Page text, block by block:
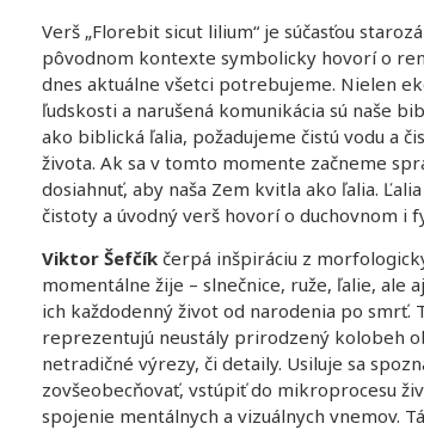
Verš „Florebit sicut lilium“ je súčasťou
pôvodnom kontexte symbolicky hovorí o
dnes aktuálne všetci potrebujeme. Nielen
ľudskosti a narušená komunikácia sú naše
ako biblická ľalia, požadujeme čistú vodu a
života. Ak sa v tomto momente začneme
dosiahnuť, aby naša Zem kvitla ako ľalia.
čistoty a úvodný verš hovorí o duchovnom
Viktor Šefčík čerpá inšpiráciu z
momentálne žije – slnečnice, ruže, ľalie, ale
ich každodenný život od narodenia po
reprezentujú neustály prirodzený kolobeh
netradičné výrezy, či detaily. Usiluje sa
zovšeobecňovať, vstúpiť do mikroprocesu
spojenie mentálnych a vizuálnych vnemov.